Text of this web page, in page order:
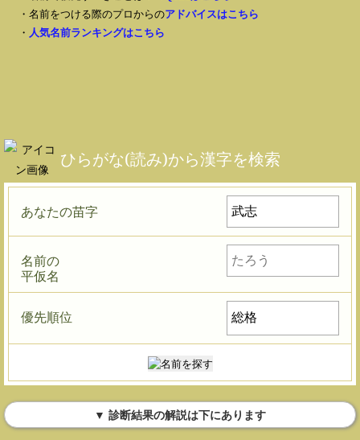
・名前をつける際のプロからのアドバイスはこちら
・ 人気名前ランキングはこちら
ひらがな(読み)から漢字を検索
あなたの苗字
名前の
平仮名
優先順位
▼ 診断結果の解説は下にあります